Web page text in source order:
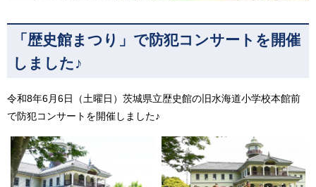
「歴史館まつり」で防犯コンサートを開催
しました♪
令和8年6月6日（土曜日）茨城県立歴史館の旧水海道小学校本館前
で防犯コンサートを開催しました♪